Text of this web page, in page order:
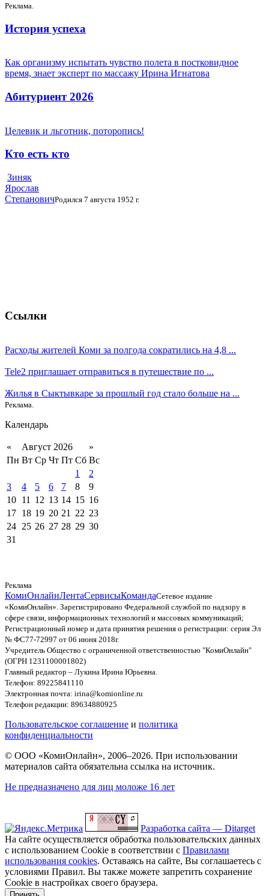
Реклама.
История успеха
Как организму испытать чувство полета в постковидное
время, знает эксперт по массажу Ирина Игнатова
Абитуриент 2026
Целевик и льготник, поторопись!
Кто есть кто
Зиняк
Ярослав
СтепановичРодился 7 августа 1952 г.
Ссылки
Расходы жителей Коми за полгода сократились на 4,8 ...
Tele2 приглашает отправиться в путешествие по ...
Жилья в Сыктывкаре за прошлый год стало больше на ...
Реклама.
Календарь
« Август 2026
»
Пн Вт Ср Чт Пт Сб Вс
1
2
3
4 5 6 7 8
9
10 11 12 13 14 15 16
17 18 19 20 21 22 23
24 25 26 27 28 29 30
31
Реклама
КомиОнлайнЛентаСервисыКомандаСетевое издание
«КомиОнлайн». Зарегистрировано Федеральной службой по надзору в
сфере связи, информационных технологий и массовых коммуникаций;
Регистрационный номер и дата принятия решения о регистрации: серия Эл
№ ФС77-72997 от 06 июня 2018г.
Учредитель Общество с ограниченной ответственностью "КомиОнлайн"
(ОГРН 1231100001802)
Главный редактор – Лукина Ирина Юрьевна.
Телефон: 89225841110
Электронная почта: irina@komionline.ru
Телефон редакции: 89634880925
Пользовательское соглашение и политика
конфиденциальности
© ООО «КомиОнлайн», 2006–2026. При использовании
материалов сайта обязательна ссылка на источник.
Не предназначено для лиц моложе 16 лет
Разработка сайта — Ditarget
На сайте осуществляется обработка пользовательских данных
с использованием Cookie в соответствии с Правилами
использования cookies. Оставаясь на сайте, Вы соглашаетесь с
условиями Правил. Вы также можете запретить сохранение
Cookie в настройках своего браузера.